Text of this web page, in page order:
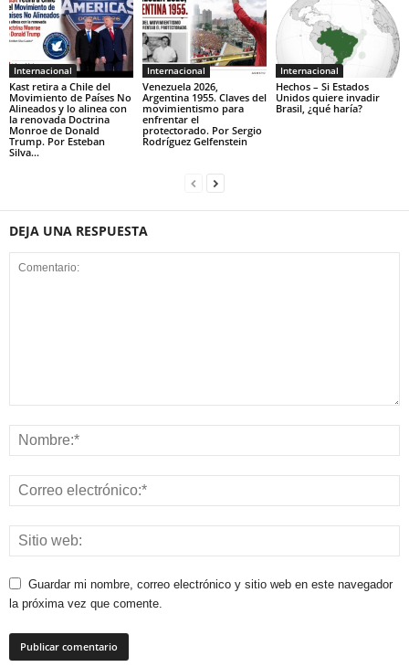
Internacional
Kast retira a Chile del
Movimiento de Países No
Alineados y lo alinea con
la renovada Doctrina
Monroe de Donald
Trump. Por Esteban
Silva...
Internacional
Venezuela 2026,
Argentina 1955. Claves del
movimientismo para
enfrentar el
protectorado. Por Sergio
Rodríguez Gelfenstein
Internacional
Hechos – Si Estados
Unidos quiere invadir
Brasil, ¿qué haría?
DEJA UNA RESPUESTA
Guardar mi nombre, correo electrónico y sitio web en este navegador
la próxima vez que comente.